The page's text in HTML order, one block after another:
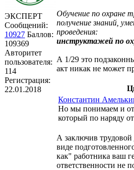
ЭКСПЕРТ
Сообщений:
10927 Баллов:
109369
Авторитет
пользователя:
114
Регистрация:
22.01.2018
Обучение по охране
получение знаний,
проведения:
инструктажей по
А 1/29 это
акт никак не может
Константин
Но мы понимаем и
который по наряду
А заключив трудовой
виде
как" работника ваш
ответственности не